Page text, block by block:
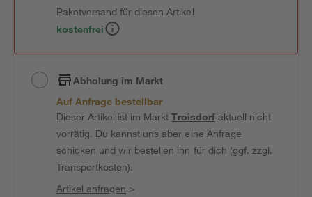
Paketversand für diesen Artikel
kostenfrei
Abholung im Markt
Auf Anfrage bestellbar
Dieser Artikel ist im MarktTroisdorfaktuell nicht
vorrätig. Du kannst uns aber eine Anfrage
schicken und wir bestellen ihn für dich (ggf. zzgl.
Transportkosten).
Artikel anfragen >